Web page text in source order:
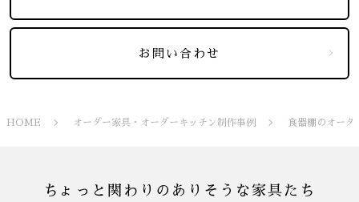
お問い合わせ
HOME オーダー家具・オーダーキッチン制作事例 食器棚のオーダ
ちょっと関わりのありそうな家具たち